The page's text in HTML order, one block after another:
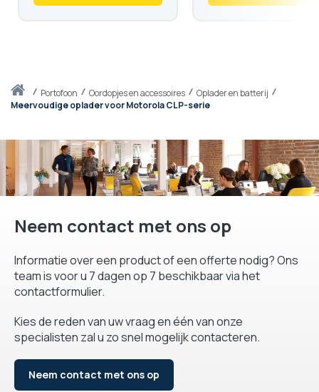
Thuisportofoon Oordopjes en accessoires
Oplader en batterij
Meervoudige oplader voor Motorola CLP-serie
Neem contact met ons op
Informatie over een product of een offerte nodig? Ons
team is voor u 7 dagen op 7 beschikbaar via het
contactformulier.
Kies de reden van uw vraag en één van onze
specialisten zal u zo snel mogelijk contacteren.
Neem contact met ons op